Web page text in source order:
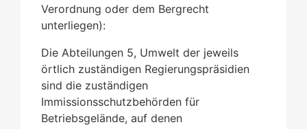
Verordnung oder dem Bergrecht
unterliegen):
Die Abteilungen 5, Umwelt der jeweils
örtlich zuständigen Regierungspräsidien
sind die zuständigen
Immissionsschutzbehörden für
Betriebsgelände, auf denen